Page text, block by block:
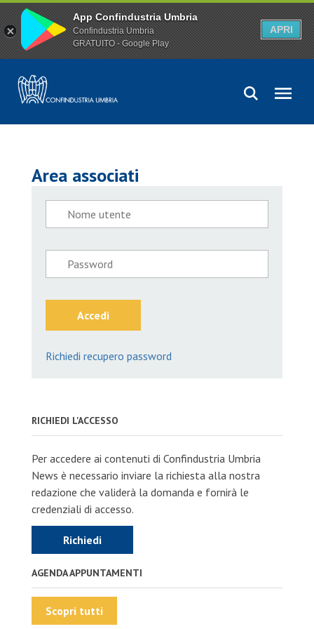
Area associati
Accedi
Richiedi recupero password
RICHIEDI L'ACCESSO
Per accedere ai contenuti di Confindustria Umbria
News è necessario inviare la richiesta alla nostra
redazione che validerà la domanda e fornirà le
credenziali di accesso.
Richiedi
AGENDA APPUNTAMENTI
Scopri tutti
App Confindustria Umbria
Confindustria Umbria
GRATUITO - Google Play
APRI